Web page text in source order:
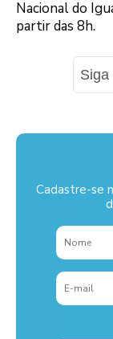
Nacional do
partir das 8h.
Siga
Cadastre-se